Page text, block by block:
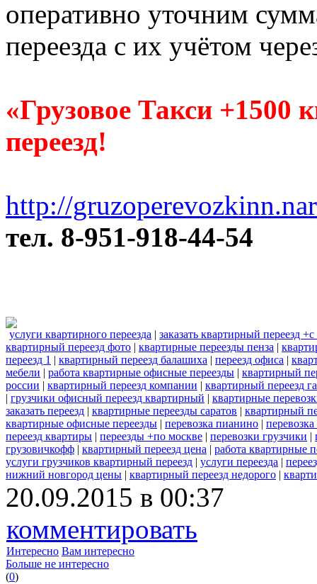
оперативно уточним
переезда с их учётом
«Грузовое Такси +1500
переезд!
http://
тел. 8-951-918-44-54
услуги квартирного переезда | заказать квартирный переезд
квартирный переезд фото | квартирные переезды пенза |
переезд 1 | квартирный переезд балашиха | переезд офиса |
мебели | работа квартирные офисные переезды | квартирный
россии | квартирный переезд компании | квартирный переезд
| грузчики офисный переезд квартирный | квартирные
заказать переезд | квартирные переезды саратов | квартирный
квартирные офисные переезды | перевозка пианино |
переезд квартиры | переезды +по москве | перевозки грузчики |
грузовичкофф | квартирный переезд цена | работа квартирные
услуги грузчиков квартирный переезд | услуги переезда |
нижний новгород цены | квартирный переезд недорого |
20.09.2015 в 00:37
комментировать
Интересно Вам интересно
Больше не интересно
(0)